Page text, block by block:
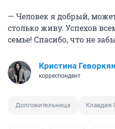
— Человек я добрый,
столько живу. Успехов
семье! Спасибо, что не
Кристина Геворкян
корреспондент
Долгожительница Клавдия